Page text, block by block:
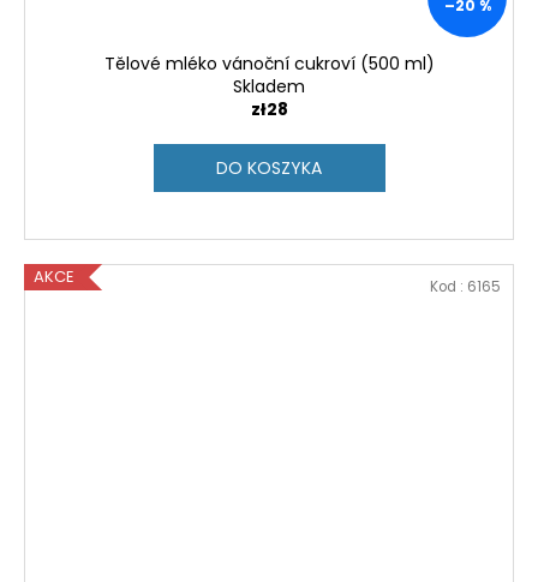
–20 %
Tělové mléko vánoční cukroví (500 ml)
Skladem
zł28
DO KOSZYKA
AKCE Kod : 6165